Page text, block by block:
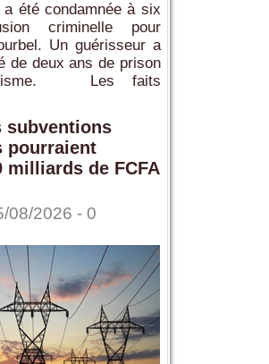
a été condamnée à six
criminelle pour
Un guérisseur a
de deux ans de prison
Les faits
subventions
pourraient
milliards de FCFA
08/2026 - 0